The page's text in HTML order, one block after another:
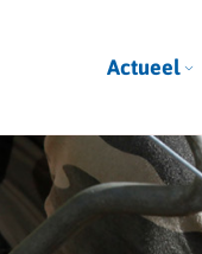
Actueel